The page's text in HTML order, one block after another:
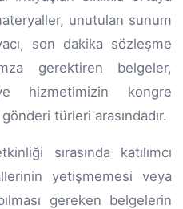
unutulan sunum
son dakika sözleşme
gerektiren belgeler,
hizmetimizin kongre
türleri arasındadır.
sırasında katılımcı
yetişmemesi veya
gereken belgelerin